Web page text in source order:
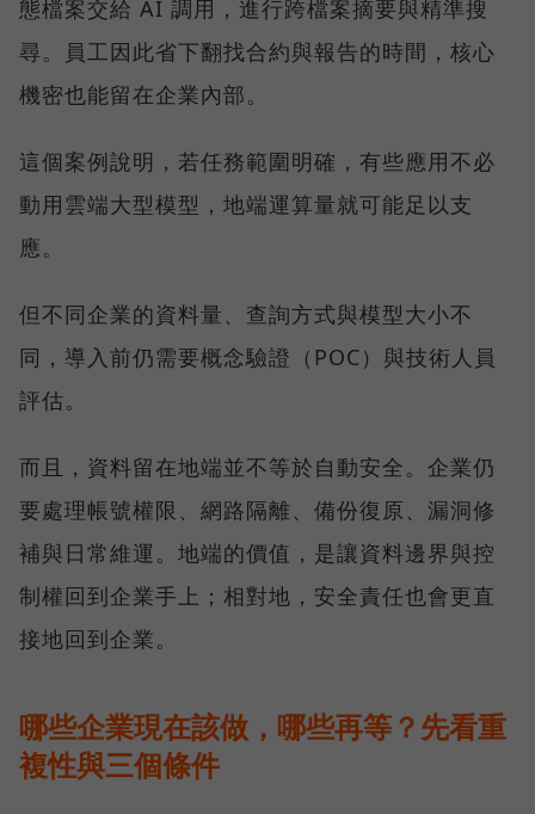
態檔案交給 AI 調用，進行跨檔案摘要與精準搜
尋。員工因此省下翻找合約與報告的時間，核心
機密也能留在企業內部。
這個案例說明，若任務範圍明確，有些應用不必
動用雲端大型模型，地端運算量就可能足以支
應。
但不同企業的資料量、查詢方式與模型大小不
同，導入前仍需要概念驗證（POC）與技術人員
評估。
而且，資料留在地端並不等於自動安全。企業仍
要處理帳號權限、網路隔離、備份復原、漏洞修
補與日常維運。地端的價值，是讓資料邊界與控
制權回到企業手上；相對地，安全責任也會更直
接地回到企業。
哪些企業現在該做，哪些再等？先看重
複性與三個條件